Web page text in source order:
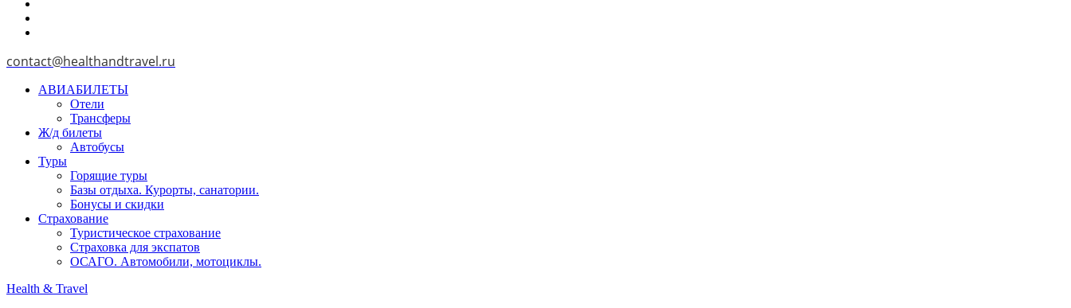
contact@healthandtravel.ru
АВИАБИЛЕТЫ
Отели
Трансферы
Ж/д билеты
Автобусы
Туры
Горящие туры
Базы отдыха. Курорты, санатории.
Бонусы и скидки
Страхование
Туристическое страхование
Страховка для экспатов
ОСАГО. Автомобили, мотоциклы.
Health & Travel